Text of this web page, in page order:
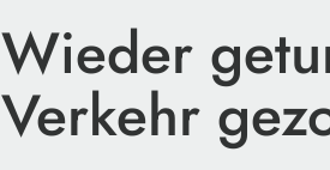
Wieder
Verkehr